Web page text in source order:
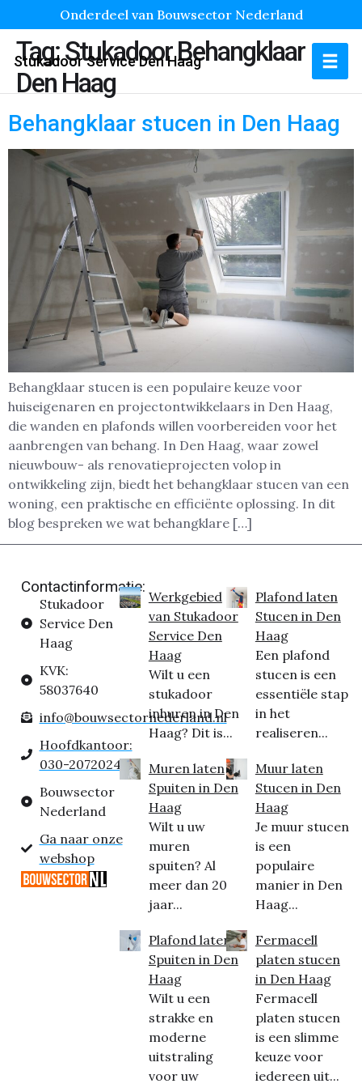
Onderdeel van Bouwsector Nederland
Stukadoor Service Den Haag
Tag:Stukadoor Behangklaar
Den Haag
Behangklaar stucen in Den Haag
Behangklaar stucen is een populaire keuze voor
huiseigenaren en projectontwikkelaars in Den Haag,
die wanden en plafonds willen voorbereiden voor het
aanbrengen van behang. In Den Haag, waar zowel
nieuwbouw- als renovatieprojecten volop in
ontwikkeling zijn, biedt het behangklaar stucen van een
woning, een praktische en efficiënte oplossing. In dit
blog bespreken we wat behangklare […]
Contactinformatie:
Stukadoor
Service Den
Haag
KVK:
58037640
info@bouwsectornederland.nl
Hoofdkantoor:
030-2072024
Bouwsector
Nederland
Ga naar onze
webshop
Werkgebied
van Stukadoor
Service Den
Haag
Wilt u een
stukadoor
inhuren in Den
Haag? Dit is...
Muren laten
Spuiten in Den
Haag
Wilt u uw
muren
spuiten? Al
meer dan 20
jaar...
Plafond laten
Spuiten in Den
Haag
Wilt u een
strakke en
moderne
uitstraling
voor uw
Plafond laten
Stucen in Den
Haag
Een plafond
stucen is een
essentiële stap
in het
realiseren...
Muur laten
Stucen in Den
Haag
Je muur stucen
is een
populaire
manier in Den
Haag...
Fermacell
platen stucen
in Den Haag
Fermacell
platen stucen
is een slimme
keuze voor
iedereen uit...